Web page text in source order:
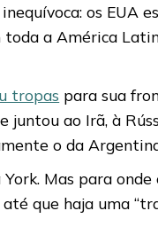
os EUA
toda a América
tropas para sua
juntou ao Irã, à
o da
Mas para
que haja uma